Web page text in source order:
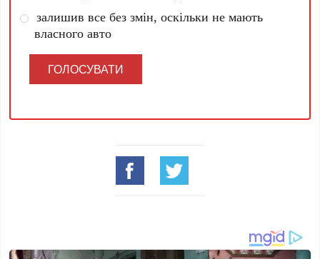
залишив все без змін, оскільки не мають
власного авто